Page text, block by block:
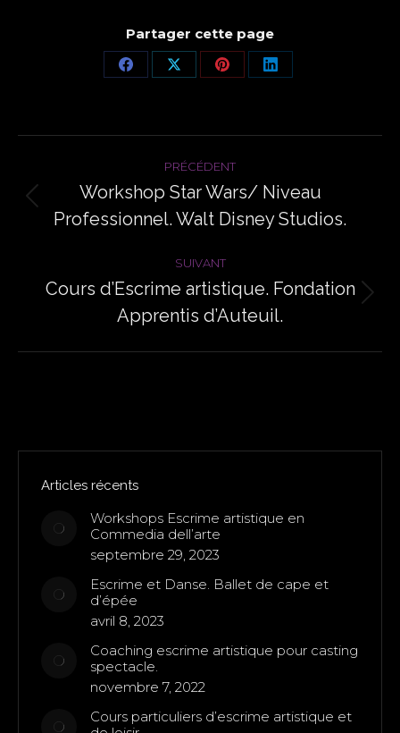
Partager cette page
PartagerPartagerPartagerPartager
article
PRÉCÉDENT
Article
précédent
Workshop Star Wars/ Niveau
Professionnel. Walt Disney Studios.
SUIVANT
Article
suivant
Cours d’Escrime artistique. Fondation
Apprentis d’Auteuil.
Articles récents
Workshops Escrime artistique en
Commedia dell’arte
septembre 29, 2023
Escrime et Danse. Ballet de cape et
d’épée
avril 8, 2023
Coaching escrime artistique pour casting
spectacle.
novembre 7, 2022
Cours particuliers d’escrime artistique et